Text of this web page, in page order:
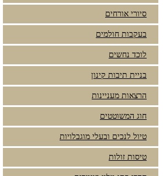
סיורי אורחים
בעקבות חולמים
לוכד נחשים
בניית תיבות קינון
הרצאות מעניינות
חוג המשוטטים
טיול לנכים ובעלי מוגבלויות
טיסות זולות